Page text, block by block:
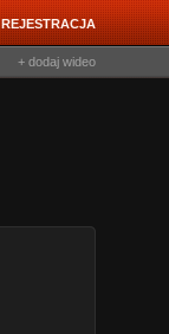
REJESTRACJA
+ dodaj wideo